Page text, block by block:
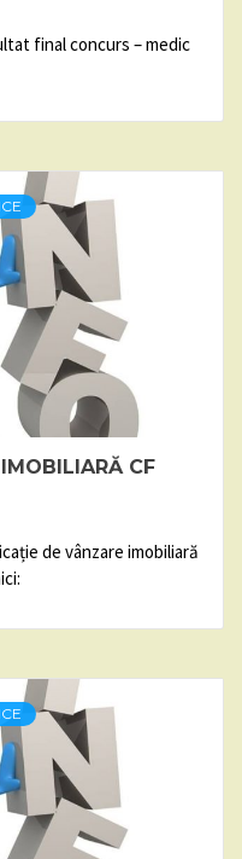
final concurs – medic
CF
de vânzare imobiliară